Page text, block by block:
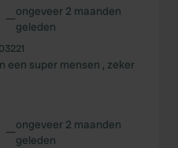
—ongeveer 2 maanden
geleden
een super mensen , zeker
—ongeveer 2 maanden
geleden